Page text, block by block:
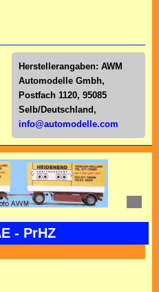
Herstellerangaben: AWM
Automodelle Gmbh,
Postfach 1120, 95085
Selb/Deutschl and,
info@automodelle.com
- PrHZ